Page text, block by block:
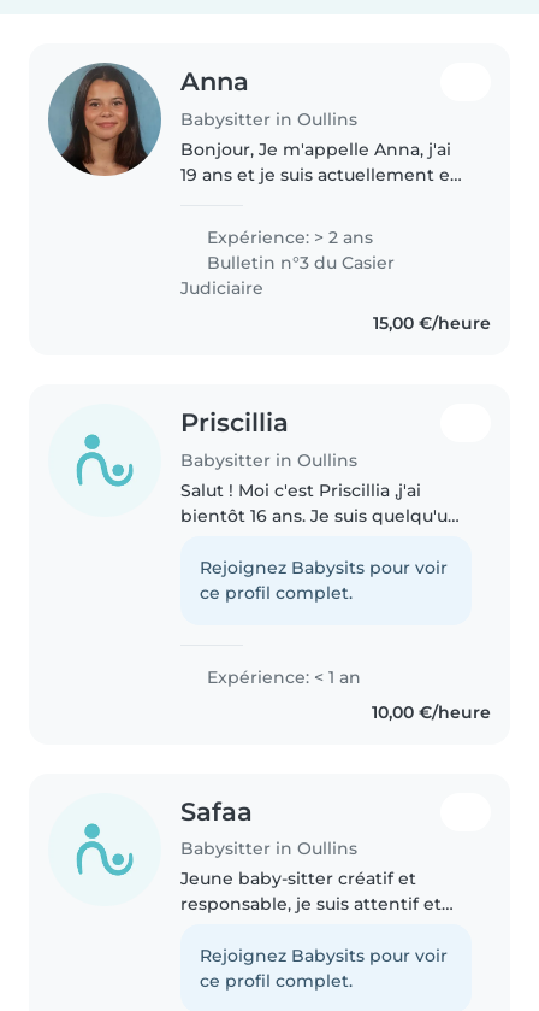
Anna
Babysitter in Oullins
Bonjour, Je m'appelle Anna, j'ai
19 ans et je suis actuellement en
prochaine, je souhaite intégrer
une école hôtelière. J'ai toujours
aimé m'occuper des enfants,..
Expérience: > 2 ans
Bulletin n°3 du Casier
Judiciaire
15,00 €/heure
Priscillia
Babysitter in Oullins
Salut ! Moi c'est Priscillia ,j'ai
bientôt 16 ans. Je suis quelqu'un
motivée. J'aime bien passer du
temps avec les enfants, jouer
Rejoignez Babysits pour voir
ce profil complet.
Expérience: < 1 an
10,00 €/heure
Safaa
Babysitter in Oullins
Jeune baby-sitter créatif et
responsable, je suis attentif et
avec enthousiasme. Bien que je
débute dans le baby-sitting, j'ai
Rejoignez Babysits pour voir
ce profil complet.